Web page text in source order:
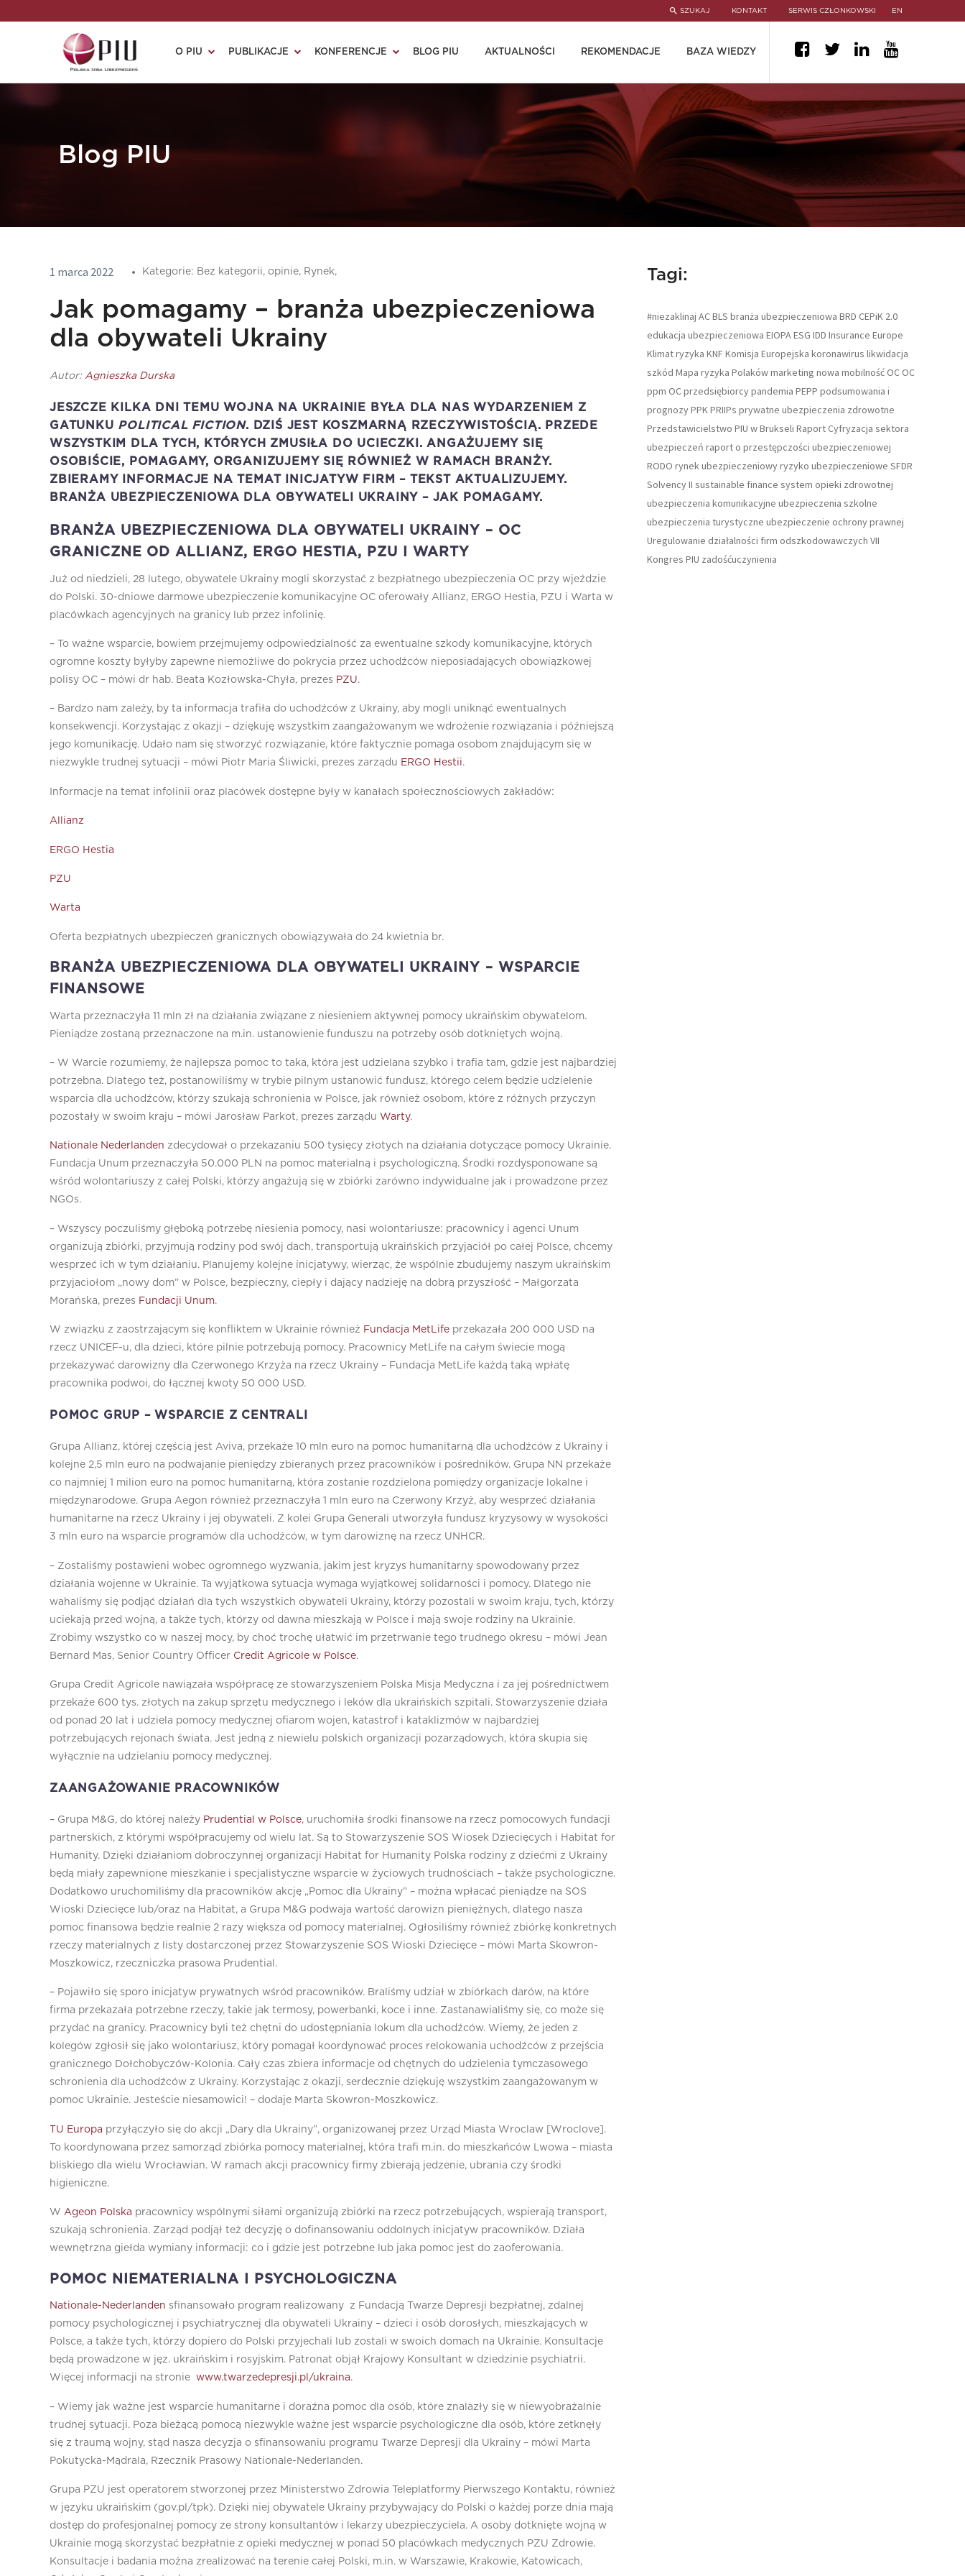
SZUKAJ KONTAKT SERWIS CZŁONKOWSKI EN
O PIU PUBLIKACJE KONFERENCJE BLOG PIU AKTUALNOŚCI REKOMENDACJE BAZA WIEDZY
Blog PIU
1 marca 2022 Kategorie: Bez kategorii, opinie, Rynek,
Jak pomagamy – branża ubezpieczeniowa
dla obywateli Ukrainy
Autor: Agnieszka Durska
JESZCZE KILKA DNI TEMU WOJNA NA UKRAINIE BYŁA DLA NAS WYDARZENIEM Z
GATUNKU POLITICAL FICTION. DZIŚ JEST KOSZMARNĄ RZECZYWISTOŚCIĄ. PRZEDE
WSZYSTKIM DLA TYCH, KTÓRYCH ZMUSIŁA DO UCIECZKI. ANGAŻUJEMY SIĘ
OSOBIŚCIE, POMAGAMY, ORGANIZUJEMY SIĘ RÓWNIEŻ W RAMACH BRANŻY.
ZBIERAMY INFORMACJE NA TEMAT INICJATYW FIRM – TEKST AKTUALIZUJEMY.
BRANŻA UBEZPIECZENIOWA DLA OBYWATELI UKRAINY – JAK POMAGAMY.
BRANŻA UBEZPIECZENIOWA DLA OBYWATELI UKRAINY – OC
GRANICZNE OD ALLIANZ, ERGO HESTIA, PZU I WARTY
Już od niedzieli, 28 lutego, obywatele Ukrainy mogli skorzystać z bezpłatnego ubezpieczenia OC przy wjeździe
do Polski. 30-dniowe darmowe ubezpieczenie komunikacyjne OC oferowały Allianz, ERGO Hestia, PZU i Warta w
placówkach agencyjnych na granicy lub przez infolinię.
– To ważne wsparcie, bowiem przejmujemy odpowiedzialność za ewentualne szkody komunikacyjne, których
ogromne koszty byłyby zapewne niemożliwe do pokrycia przez uchodźców nieposiadających obowiązkowej
polisy OC – mówi dr hab. Beata Kozłowska-Chyła, prezes PZU.
– Bardzo nam zależy, by ta informacja trafiła do uchodźców z Ukrainy, aby mogli uniknąć ewentualnych
konsekwencji. Korzystając z okazji – dziękuję wszystkim zaangażowanym we wdrożenie rozwiązania i późniejszą
jego komunikację. Udało nam się stworzyć rozwiązanie, które faktycznie pomaga osobom znajdującym się w
niezwykle trudnej sytuacji – mówi Piotr Maria Śliwicki, prezes zarządu ERGO Hestii.
Informacje na temat infolinii oraz placówek dostępne były w kanałach społecznościowych zakładów:
Allianz
ERGO Hestia
PZU
Warta
Oferta bezpłatnych ubezpieczeń granicznych obowiązywała do 24 kwietnia br.
BRANŻA UBEZPIECZENIOWA DLA OBYWATELI UKRAINY – WSPARCIE
FINANSOWE
Warta przeznaczyła 11 mln zł na działania związane z niesieniem aktywnej pomocy ukraińskim obywatelom.
Pieniądze zostaną przeznaczone na m.in. ustanowienie funduszu na potrzeby osób dotkniętych wojną.
– W Warcie rozumiemy, że najlepsza pomoc to taka, która jest udzielana szybko i trafia tam, gdzie jest najbardziej
potrzebna. Dlatego też, postanowiliśmy w trybie pilnym ustanowić fundusz, którego celem będzie udzielenie
wsparcia dla uchodźców, którzy szukają schronienia w Polsce, jak również osobom, które z różnych przyczyn
pozostały w swoim kraju – mówi Jarosław Parkot, prezes zarządu Warty.
Nationale Nederlanden zdecydował o przekazaniu 500 tysięcy złotych na działania dotyczące pomocy Ukrainie.
Fundacja Unum przeznaczyła 50.000 PLN na pomoc materialną i psychologiczną. Środki rozdysponowane są
wśród wolontariuszy z całej Polski, którzy angażują się w zbiórki zarówno indywidualne jak i prowadzone przez
NGOs.
– Wszyscy poczuliśmy głęboką potrzebę niesienia pomocy, nasi wolontariusze: pracownicy i agenci Unum
organizują zbiórki, przyjmują rodziny pod swój dach, transportują ukraińskich przyjaciół po całej Polsce, chcemy
wesprzeć ich w tym działaniu. Planujemy kolejne inicjatywy, wierząc, że wspólnie zbudujemy naszym ukraińskim
przyjaciołom „nowy dom” w Polsce, bezpieczny, ciepły i dający nadzieję na dobrą przyszłość – Małgorzata
Morańska, prezes Fundacji Unum.
W związku z zaostrzającym się konfliktem w Ukrainie również Fundacja MetLife przekazała 200 000 USD na
rzecz UNICEF-u, dla dzieci, które pilnie potrzebują pomocy. Pracownicy MetLife na całym świecie mogą
przekazywać darowizny dla Czerwonego Krzyża na rzecz Ukrainy – Fundacja MetLife każdą taką wpłatę
pracownika podwoi, do łącznej kwoty 50 000 USD.
POMOC GRUP – WSPARCIE Z CENTRALI
Grupa Allianz, której częścią jest Aviva, przekaże 10 mln euro na pomoc humanitarną dla uchodźców z Ukrainy i
kolejne 2,5 mln euro na podwajanie pieniędzy zbieranych przez pracowników i pośredników. Grupa NN przekaże
co najmniej 1 milion euro na pomoc humanitarną, która zostanie rozdzielona pomiędzy organizacje lokalne i
międzynarodowe. Grupa Aegon również przeznaczyła 1 mln euro na Czerwony Krzyż, aby wesprzeć działania
humanitarne na rzecz Ukrainy i jej obywateli. Z kolei Grupa Generali utworzyła fundusz kryzysowy w wysokości
3 mln euro na wsparcie programów dla uchodźców, w tym darowiznę na rzecz UNHCR.
– Zostaliśmy postawieni wobec ogromnego wyzwania, jakim jest kryzys humanitarny spowodowany przez
działania wojenne w Ukrainie. Ta wyjątkowa sytuacja wymaga wyjątkowej solidarności i pomocy. Dlatego nie
wahaliśmy się podjąć działań dla tych wszystkich obywateli Ukrainy, którzy pozostali w swoim kraju, tych, którzy
uciekają przed wojną, a także tych, którzy od dawna mieszkają w Polsce i mają swoje rodziny na Ukrainie.
Zrobimy wszystko co w naszej mocy, by choć trochę ułatwić im przetrwanie tego trudnego okresu – mówi Jean
Bernard Mas, Senior Country Officer Credit Agricole w Polsce.
Grupa Credit Agricole nawiązała współpracę ze stowarzyszeniem Polska Misja Medyczna i za jej pośrednictwem
przekaże 600 tys. złotych na zakup sprzętu medycznego i leków dla ukraińskich szpitali. Stowarzyszenie działa
od ponad 20 lat i udziela pomocy medycznej ofiarom wojen, katastrof i kataklizmów w najbardziej
potrzebujących rejonach świata. Jest jedną z niewielu polskich organizacji pozarządowych, która skupia się
wyłącznie na udzielaniu pomocy medycznej.
ZAANGAŻOWANIE PRACOWNIKÓW
– Grupa M&G, do której należy Prudential w Polsce, uruchomiła środki finansowe na rzecz pomocowych fundacji
partnerskich, z którymi współpracujemy od wielu lat. Są to Stowarzyszenie SOS Wiosek Dziecięcych i Habitat for
Humanity. Dzięki działaniom dobroczynnej organizacji Habitat for Humanity Polska rodziny z dziećmi z Ukrainy
będą miały zapewnione mieszkanie i specjalistyczne wsparcie w życiowych trudnościach – także psychologiczne.
Dodatkowo uruchomiliśmy dla pracowników akcję „Pomoc dla Ukrainy” – można wpłacać pieniądze na SOS
Wioski Dziecięce lub/oraz na Habitat, a Grupa M&G podwaja wartość darowizn pieniężnych, dlatego nasza
pomoc finansowa będzie realnie 2 razy większa od pomocy materialnej. Ogłosiliśmy również zbiórkę konkretnych
rzeczy materialnych z listy dostarczonej przez Stowarzyszenie SOS Wioski Dziecięce – mówi Marta Skowron-
Moszkowicz, rzeczniczka prasowa Prudential.
– Pojawiło się sporo inicjatyw prywatnych wśród pracowników. Braliśmy udział w zbiórkach darów, na które
firma przekazała potrzebne rzeczy, takie jak termosy, powerbanki, koce i inne. Zastanawialiśmy się, co może się
przydać na granicy. Pracownicy byli też chętni do udostępniania lokum dla uchodźców. Wiemy, że jeden z
kolegów zgłosił się jako wolontariusz, który pomagał koordynować proces relokowania uchodźców z przejścia
granicznego Dołchobyczów-Kolonia. Cały czas zbiera informacje od chętnych do udzielenia tymczasowego
schronienia dla uchodźców z Ukrainy. Korzystając z okazji, serdecznie dziękuję wszystkim zaangażowanym w
pomoc Ukrainie. Jesteście niesamowici! – dodaje Marta Skowron-Moszkowicz.
TU Europa przyłączyło się do akcji „Dary dla Ukrainy”, organizowanej przez Urząd Miasta Wroclaw [Wroclove].
To koordynowana przez samorząd zbiórka pomocy materialnej, która trafi m.in. do mieszkańców Lwowa – miasta
bliskiego dla wielu Wrocławian. W ramach akcji pracownicy firmy zbierają jedzenie, ubrania czy środki
higieniczne.
W Ageon Polska pracownicy wspólnymi siłami organizują zbiórki na rzecz potrzebujących, wspierają transport,
szukają schronienia. Zarząd podjął też decyzję o dofinansowaniu oddolnych inicjatyw pracowników. Działa
wewnętrzna giełda wymiany informacji: co i gdzie jest potrzebne lub jaka pomoc jest do zaoferowania.
POMOC NIEMATERIALNA I PSYCHOLOGICZNA
Nationale-Nederlanden sfinansowało program realizowany z Fundacją Twarze Depresji bezpłatnej, zdalnej
pomocy psychologicznej i psychiatrycznej dla obywateli Ukrainy – dzieci i osób dorosłych, mieszkających w
Polsce, a także tych, którzy dopiero do Polski przyjechali lub zostali w swoich domach na Ukrainie. Konsultacje
będą prowadzone w jęz. ukraińskim i rosyjskim. Patronat objął Krajowy Konsultant w dziedzinie psychiatrii.
Więcej informacji na stronie www.twarzedepresji.pl/ukraina.
– Wiemy jak ważne jest wsparcie humanitarne i doraźna pomoc dla osób, które znalazły się w niewyobrażalnie
trudnej sytuacji. Poza bieżącą pomocą niezwykle ważne jest wsparcie psychologiczne dla osób, które zetknęły
się z traumą wojny, stąd nasza decyzja o sfinansowaniu programu Twarze Depresji dla Ukrainy – mówi Marta
Pokutycka-Mądrala, Rzecznik Prasowy Nationale-Nederlanden.
Grupa PZU jest operatorem stworzonej przez Ministerstwo Zdrowia Teleplatformy Pierwszego Kontaktu, również
w języku ukraińskim (gov.pl/tpk). Dzięki niej obywatele Ukrainy przybywający do Polski o każdej porze dnia mają
dostęp do profesjonalnej pomocy ze strony konsultantów i lekarzy ubezpieczyciela. A osoby dotknięte wojną w
Ukrainie mogą skorzystać bezpłatnie z opieki medycznej w ponad 50 placówkach medycznych PZU Zdrowie.
Konsultacje i badania można zrealizować na terenie całej Polski, m.in. w Warszawie, Krakowie, Katowicach,
Tagi:
#niezaklinaj ACBLS branża ubezpieczeniowa BRD CEPiK 2.0
edukacja ubezpieczeniowa EIOPAESG IDD Insurance Europe
Klimat ryzyka KNF Komisja Europejska koronawirus likwidacja
szkód Mapa ryzyka Polakówmarketing nowa mobilność OC OC
ppm OC przedsiębiorcypandemia PEPP podsumowania i
prognozyPPKPRIIPs prywatne ubezpieczenia zdrowotne
Przedstawicielstwo PIU w Brukseli Raport Cyfryzacja sektora
ubezpieczeń raport o przestępczości ubezpieczeniowej
RODO rynek ubezpieczeniowyryzyko ubezpieczeniowe SFDR
Solvency II sustainable finance system opieki zdrowotnej
ubezpieczenia komunikacyjne ubezpieczenia szkolne
ubezpieczenia turystyczne ubezpieczenie ochrony prawnej
Uregulowanie działalności firm odszkodowawczych VII
Kongres PIU zadośćuczynienia